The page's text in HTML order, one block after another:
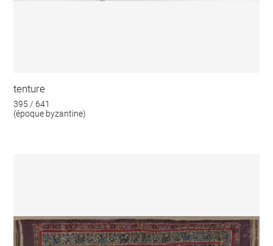
tenture
395 / 641
(époque byzantine)